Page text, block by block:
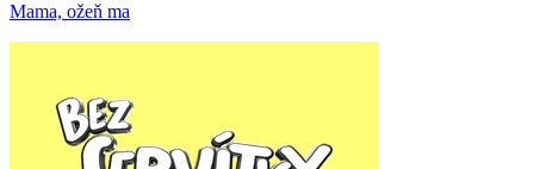
Mama, ožeň ma